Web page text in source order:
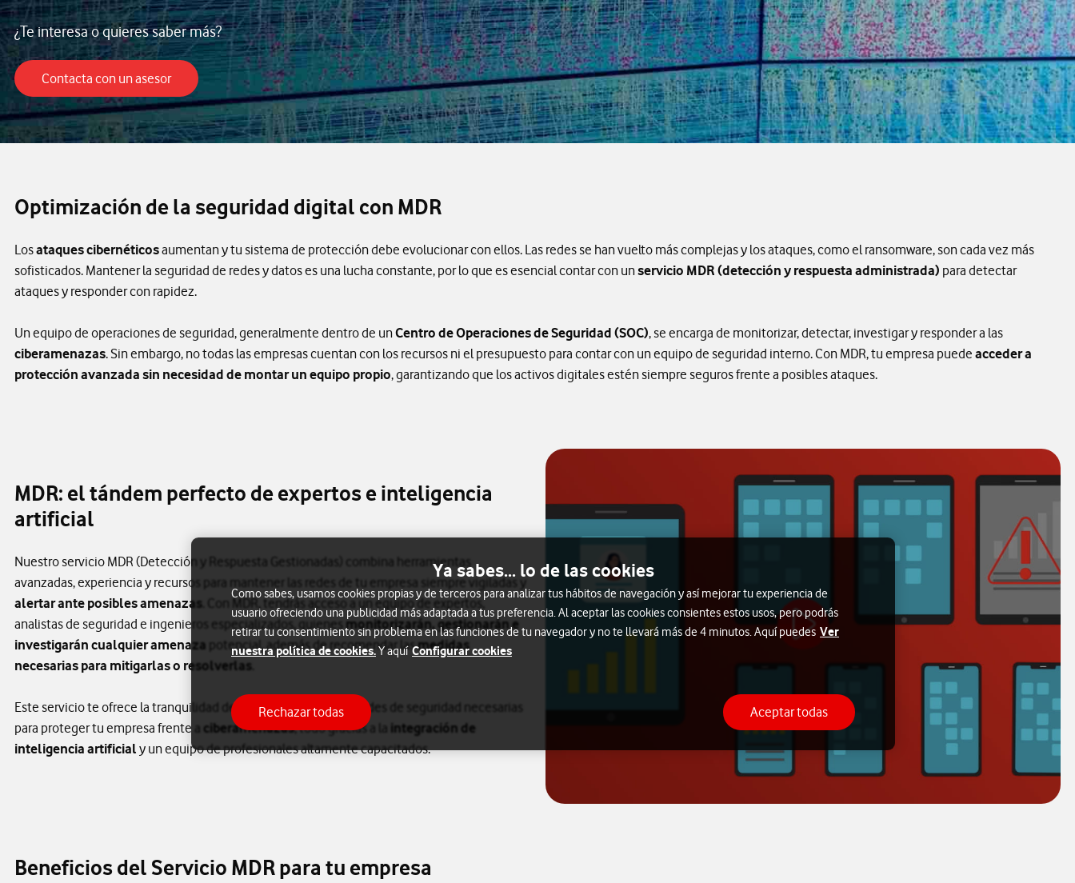
¿Te interesa o quieres saber más?
Contacta con un asesorContacta con un asesor
Optimización de la seguridad digital con MDR
Losataques cibernéticosaumentan y tu sistema de protección debe evolucionar con ellos. Las redes se han vuelto más complejas y los ataques, como el ransomware, son cada vez más
sofisticados. Mantener la seguridad de redes y datos es una lucha constante, por lo que es esencial contar con unservicio MDR (detección y respuesta administrada) para detectar
ataques y responder con rapidez.
Un equipo de operaciones de seguridad, generalmente dentro de unCentro de Operaciones de Seguridad (SOC), se encarga de monitorizar, detectar, investigar y responder a las
ciberamenazas. Sin embargo, no todas las empresas cuentan con los recursos ni el presupuesto para contar con un equipo de seguridad interno. Con MDR, tu empresa puede acceder a
protección avanzada sin necesidad de montar un equipo propio, garantizando que los activos digitales estén siempre seguros frente a posibles ataques.
MDR: el tándem perfecto de expertos e inteligencia
artificial
Nuestro servicio MDR (Detección y Respuesta Gestionadas) combina herramientas
avanzadas, experiencia y recursos para mantener las redes de tu empresa siempre vigiladas y
alertar ante posibles amenazas . Con MDR, tendrás acceso a un equipo de expertos,
analistas de seguridad e ingenieros especializados, quienes monitorizarán, gestionarán e
investigarán cualquier amenaza potencial, además de recomendar lasmedidas
necesarias para mitigarlas o resolverlas
Este servicio te ofrece la tranquilidad de contar con las capacidades de seguridad necesarias
para proteger tu empresa frente a ciberamenazas, todo gracias a la integración de
inteligencia artificial y un equipo de profesionales altamente capacitados.
Beneficios del Servicio MDR para tu empresa
Ya sabes... lo de las cookies
Como sabes, usamos cookies propias y de terceros para analizar tus hábitos de navegación y así mejorar tu experiencia de
usuario ofreciendo una publicidad más adaptada a tus preferencia. Al aceptar las cookies consientes estos usos, pero podrás
retirar tu consentimiento sin problema en las funciones de tu navegador y no te llevará más de 4 minutos. Aquí puedes Ver
nuestra política de cookies.Y aquí Configurar cookies
Rechazar todas Aceptar todas